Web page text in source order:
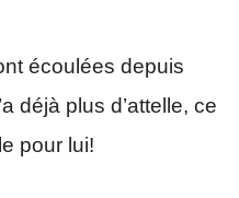
écoulées depuis
déjà plus d’attelle, ce
pour lui!